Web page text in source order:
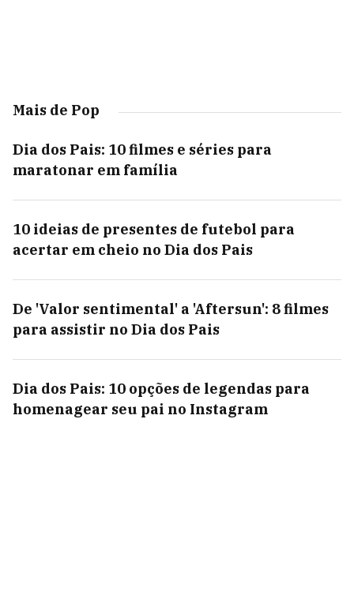
Mais de Pop
Dia dos Pais: 10 filmes e séries para
maratonar em família
10 ideias de presentes de futebol para
acertar em cheio no Dia dos Pais
De 'Valor sentimental' a 'Aftersun': 8 filmes
para assistir no Dia dos Pais
Dia dos Pais: 10 opções de legendas para
homenagear seu pai no Instagram